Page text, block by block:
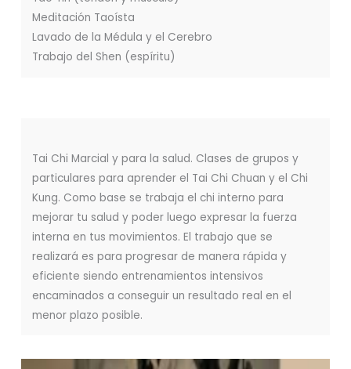
Meditación Taoísta
Lavado de la Médula y el Cerebro
Trabajo del Shen (espíritu)
Tai Chi Marcial y para la salud. Clases de grupos y
particulares para aprender el Tai Chi Chuan y el Chi
Kung. Como base se trabaja el chi interno para
mejorar tu salud y poder luego expresar la fuerza
interna en tus movimientos. El trabajo que se
realizará es para progresar de manera rápida y
eficiente siendo entrenamientos intensivos
encaminados a conseguir un resultado real en el
menor plazo posible.